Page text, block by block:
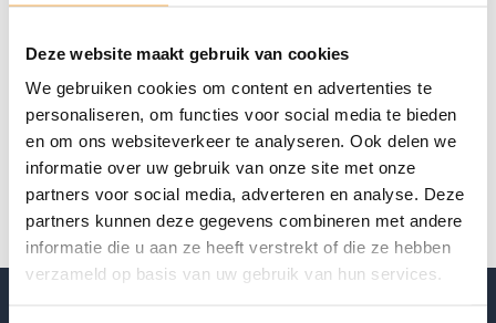
Deze website maakt gebruik van cookies
We gebruiken cookies om content en advertenties te
personaliseren, om functies voor social media te bieden
en om ons websiteverkeer te analyseren. Ook delen we
informatie over uw gebruik van onze site met onze
partners voor social media, adverteren en analyse. Deze
partners kunnen deze gegevens combineren met andere
informatie die u aan ze heeft verstrekt of die ze hebben
verzameld op basis van uw gebruik van hun services.
Offerte aanvragen
Specificaties
Merk Business Class